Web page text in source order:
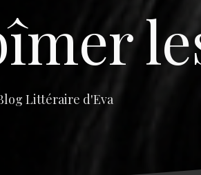
Littéraire d'Eva